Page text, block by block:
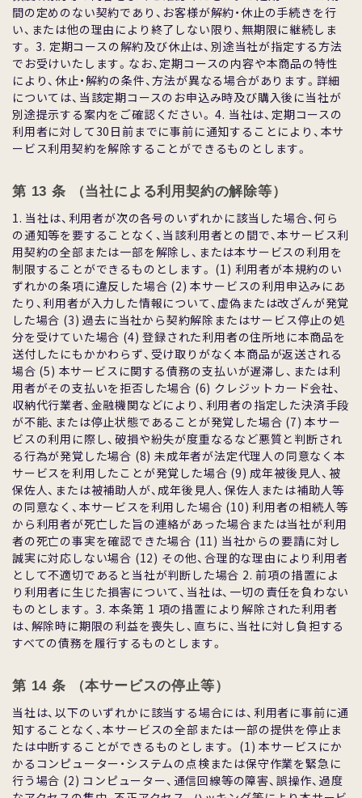
間の定めのない契約であり、お客様が解約・休⽌の⼿続きを⾏
い、または他の理由により終了しない限り、無期限に継続しま
す。 3. 定期コースの解約及び休⽌は、別途当社が指定する⽅法
でお受けいたします。なお、定期コースの内容や本商品の特性
により、休⽌・解約の条件、⽅法が異なる場合があります。詳細
については、当該定期コースのお申込み時及び購⼊後に当社が
別途提⽰する案内をご確認ください。 4. 当社は、定期コースの
利⽤者に対して30⽇前までに事前に通知することにより、本サ
ービス利⽤契約を解除することができるものとします。
第 13 条 （当社による利⽤契約の解除等）
1. 当社は、利⽤者が次の各号のいずれかに該当した場合、何ら
の通知等を要することなく、当該利⽤者との間で、本サービス利
⽤契約の全部または⼀部を解除し、または本サービスの利⽤を
制限することができるものとします。 (1) 利⽤者が本規約のい
ずれかの条項に違反した場合 (2) 本サービスの利⽤申込みにあ
たり、利⽤者が⼊⼒した情報について、虚偽または改ざんが発覚
した場合 (3) 過去に当社から契約解除またはサービス停⽌の処
分を受けていた場合 (4) 登録された利⽤者の住所地に本商品を
送付したにもかかわらず、受け取りがなく本商品が返送される
場合 (5) 本サービスに関する債務の⽀払いが遅滞し、または利
⽤者がその⽀払いを拒否した場合 (6) クレジットカード会社、
収納代⾏業者、⾦融機関などにより、利⽤者の指定した決済⼿段
が不能、または停⽌状態であることが発覚した場合 (7) 本サー
ビスの利⽤に際し、破損や紛失が度重なるなど悪質と判断され
る⾏為が発覚した場合 (8) 未成年者が法定代理⼈の同意なく本
サービスを利⽤したことが発覚した場合 (9) 成年被後⾒⼈、被
保佐⼈、または被補助⼈が、成年後⾒⼈、保佐⼈または補助⼈等
の同意なく、本サービスを利⽤した場合 (10) 利⽤者の相続⼈等
から利⽤者が死亡した旨の連絡があった場合または当社が利⽤
者の死亡の事実を確認できた場合 (11) 当社からの要請に対し
誠実に対応しない場合 (12) その他、合理的な理由により利⽤者
として不適切であると当社が判断した場合 2. 前項の措置によ
り利⽤者に⽣じた損害について、当社は、⼀切の責任を負わない
ものとします。 3. 本条第 1 項の措置により解除された利⽤者
は、解除時に期限の利益を喪失し、直ちに、当社に対し負担する
すべての債務を履⾏するものとします。
第 14 条 （本サービスの停⽌等）
当社は、以下のいずれかに該当する場合には、利⽤者に事前に通
知することなく、本サービスの全部または⼀部の提供を停⽌ま
たは中断することができるものとします。 (1) 本サービスにか
かるコンピューター・システムの点検または保守作業を緊急に
⾏う場合 (2) コンピューター、通信回線等の障害、誤操作、過度